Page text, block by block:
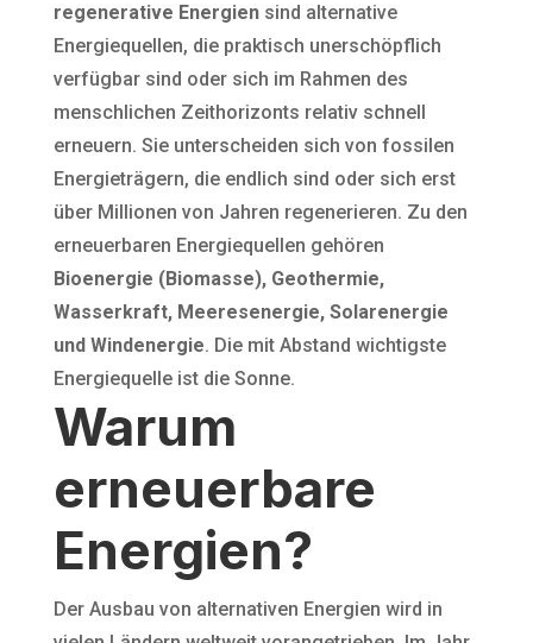
regenerative Energiensind alternative
Energiequellen, die praktisch unerschöpflich
verfügbar sind oder sich im Rahmen des
menschlichen Zeithorizonts relativ schnell
erneuern. Sie unterscheiden sich von fossilen
Energieträgern, die endlich sind oder sich erst
über Millionen von Jahren regenerieren. Zu den
erneuerbaren Energiequellen gehören
Bioenergie (Biomasse), Geothermie,
Wasserkraft, Meeresenergie, Solarenergie
und Windenergie. Die mit Abstand wichtigste
Energiequelle ist die Sonne.
Warum
erneuerbare
Energien?
Der Ausbau von alternativen Energien wird in